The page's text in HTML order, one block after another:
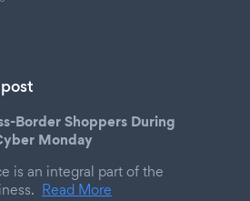
Border Shoppers During
Monday
is an integral part of the
Read More